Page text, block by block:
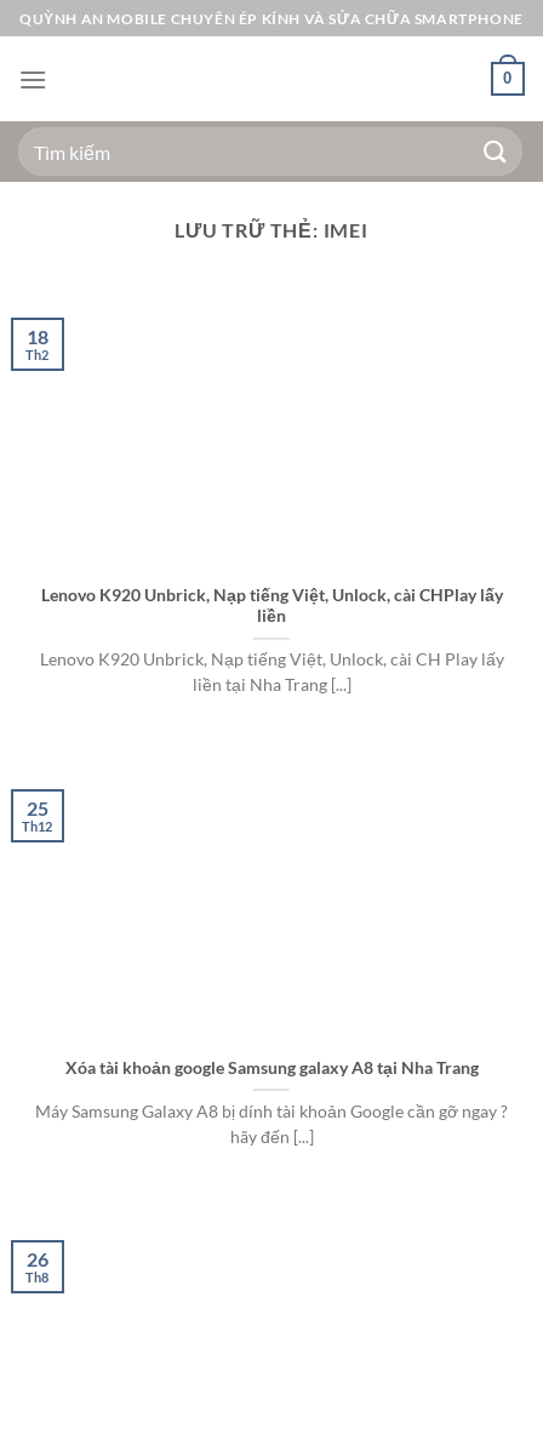
Bỏ
qua
nội
QUỲNH AN MOBILE CHUYÊN ÉP KÍNH VÀ SỬA CHỮA SMARTPHONE
0
Tìm
kiếm:
LƯU TRỮ THẺ: IMEI
Lenovo K920 Unbrick, Nạp tiếng Việt, Unlock, cài CHPlay lấy
liền
Lenovo K920 Unbrick, Nạp tiếng Việt, Unlock, cài CH Play lấy
liền tại Nha Trang [...]
18
Th2
Xóa tài khoản google Samsung galaxy A8 tại Nha Trang
Máy Samsung Galaxy A8 bị dính tài khoản Google cần gỡ ngay ?
hãy đến [...]
25
Th12
26
Th8